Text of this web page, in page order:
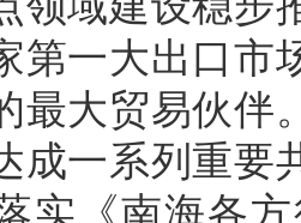
第一大出口市
最大贸易伙伴
成一系列重要
实《南海各